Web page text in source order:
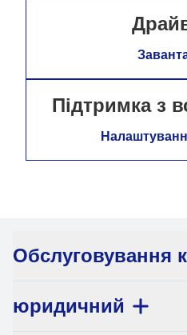
Підтримка з
Обслуговування
юридичний